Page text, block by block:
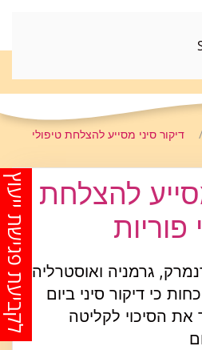
דיקור סיני מסייע להצלחת טיפולי
להצלחת
פוריות
גרמניה ואוסטרליה?
כי דיקור סיני ביום
הסיכוי לקליטה
לקביעת פגישת ייעוץ